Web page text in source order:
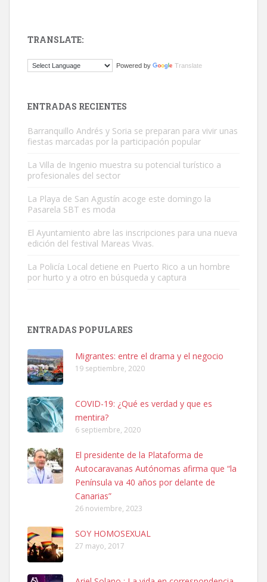
El ayuntamiento se va a llevar a Los Gatos callejeros de la zona los
Este gato macho ha aparecido en la calle hace menos de un mes,
Leales.org » Gran Canaria
9.7.2025
Adopción urgente
hembra, 4 años. Por motivos personales ...
Leales.org » Gran Canaria | 6.7.2025
SHIBA PERDIDO AVDA JOSE MESA Y LOPEZ
PERRO MACHO RAZA SHIBA CON MICROCHIP PERDIDO HOY
06/07/2025 ZONA MESA Y LOPEZ. ES MUY ASUSTADIZO
Leales.org » Gran Canaria | 6.7.2025
TRANSLATE:
Powered by Translate
ENTRADAS RECIENTES
Barranquillo Andrés y Soria se preparan para vivir unas
fiestas marcadas por la participación popular
La Villa de Ingenio muestra su potencial turístico a
profesionales del sector
La Playa de San Agustín acoge este domingo la
Pasarela SBT es moda
El Ayuntamiento abre las inscripciones para una nueva
edición del festival Mareas Vivas.
La Policía Local detiene en Puerto Rico a un hombre
por hurto y a otro en búsqueda y captura
ENTRADAS POPULARES
Migrantes: entre el drama y el negocio
19 septiembre, 2020
COVID-19: ¿Qué es verdad y que es
mentira?
6 septiembre, 2020
El presidente de la Plataforma de
Autocaravanas Autónomas afirma que “la
Península va 40 años por delante de
Canarias”
26 noviembre, 2023
SOY HOMOSEXUAL
27 mayo, 2017